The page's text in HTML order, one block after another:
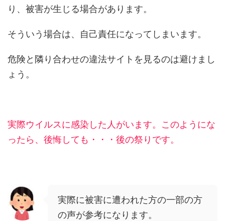
り、被害が生じる場合があります。
そういう場合は、自己責任になってしまいます。
危険と隣り合わせの違法サイトを見るのは避けまし
ょう。
実際ウイルスに感染した人がいます。このようにな
ったら、後悔しても・・・後の祭りです。
実際に被害に遭われた方の一部の方
の声が参考になります。